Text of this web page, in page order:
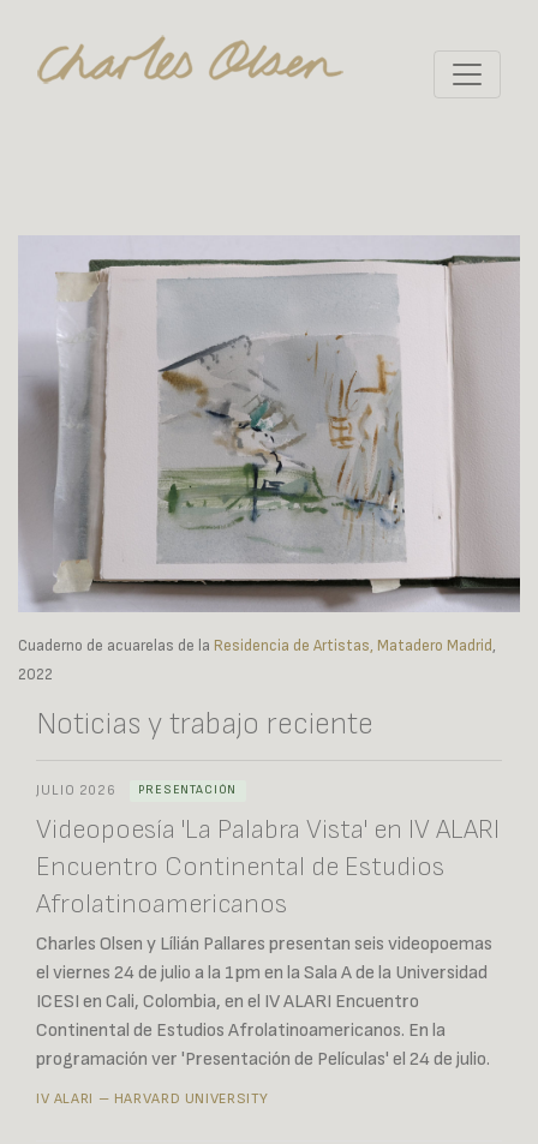
Cuaderno de acuarelas de la Residencia de Artistas, Matadero Madrid,
2022
Noticias y trabajo reciente
JULIO 2026 PRESENTACIÓN
Videopoesía 'La Palabra Vista' en IV ALARI
Encuentro Continental de Estudios
Afrolatinoamericanos
Charles Olsen y Lílián Pallares presentan seis videopoemas
el viernes 24 de julio a la 1pm en la Sala A de la Universidad
ICESI en Cali, Colombia, en el IV ALARI Encuentro
Continental de Estudios Afrolatinoamericanos. En la
programación ver 'Presentación de Películas' el 24 de julio.
IV ALARI – HARVARD UNIVERSITY